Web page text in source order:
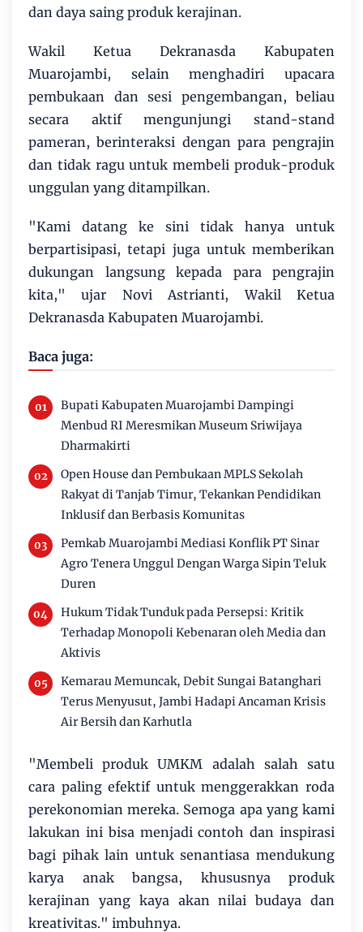
dan daya saing produk kerajinan.
Wakil Ketua Dekranasda Kabupaten
Muarojambi, selain menghadiri upacara
pembukaan dan sesi pengembangan, beliau
secara aktif mengunjungi stand-stand
pameran, berinteraksi dengan para pengrajin
dan tidak ragu untuk membeli produk-produk
unggulan yang ditampilkan.
"Kami datang ke sini tidak hanya untuk
berpartisipasi, tetapi juga untuk memberikan
dukungan langsung kepada para pengrajin
kita," ujar Novi Astrianti, Wakil Ketua
Dekranasda Kabupaten Muarojambi.
Baca juga:
Bupati Kabupaten Muarojambi Dampingi
Menbud RI Meresmikan Museum Sriwijaya
Dharmakirti
Open House dan Pembukaan MPLS Sekolah
Rakyat di Tanjab Timur, Tekankan Pendidikan
Inklusif dan Berbasis Komunitas
Pemkab Muarojambi Mediasi Konflik PT Sinar
Agro Tenera Unggul Dengan Warga Sipin Teluk
Duren
Hukum Tidak Tunduk pada Persepsi: Kritik
Terhadap Monopoli Kebenaran oleh Media dan
Aktivis
Kemarau Memuncak, Debit Sungai Batanghari
Terus Menyusut, Jambi Hadapi Ancaman Krisis
Air Bersih dan Karhutla
"Membeli produk UMKM adalah salah satu
cara paling efektif untuk menggerakkan roda
perekonomian mereka. Semoga apa yang kami
lakukan ini bisa menjadi contoh dan inspirasi
bagi pihak lain untuk senantiasa mendukung
karya anak bangsa, khususnya produk
kerajinan yang kaya akan nilai budaya dan
kreativitas." imbuhnya.